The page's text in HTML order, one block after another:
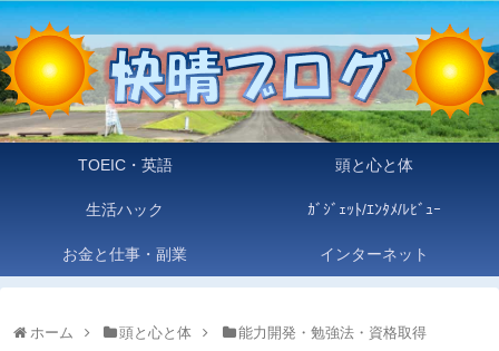
TOEIC・英語 頭と心と体
生活ハック ｶﾞｼﾞｪｯﾄ/ｴﾝﾀﾒ/ﾚﾋﾞｭｰ
お金と仕事・副業 インターネット
ホーム 頭と心と体 能力開発・勉強法・資格取得